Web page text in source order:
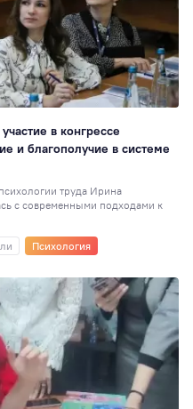
в конгрессе
и благополучие в системе
труда Ирина
с современными подходами к
Психология